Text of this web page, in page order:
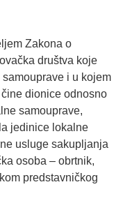
Zakona o
društva koje
i u kojem
dionice odnosno
samouprave,
jedinice lokalne
usluge sakupljanja
osoba – obrtnik,
predstavničkog